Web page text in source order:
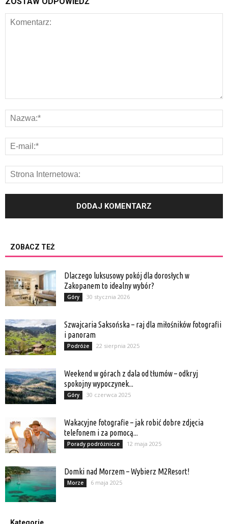
ZOBACZ TEŻ
Dlaczego luksusowy pokój dla dorosłych w
Zakopanem to idealny wybór?
Góry 30 stycznia 2026
Szwajcaria Saksońska – raj dla miłośników fotografii
i panoram
Podróże 22 sierpnia 2025
Weekend w górach z dala od tłumów – odkryj
spokojny wypoczynek...
Góry 30 czerwca 2025
Wakacyjne fotografie – jak robić dobre zdjęcia
telefonem i za pomocą...
Porady podróżnicze 12 maja 2025
Domki nad Morzem – Wybierz M2Resort!
Morze 6 maja 2025